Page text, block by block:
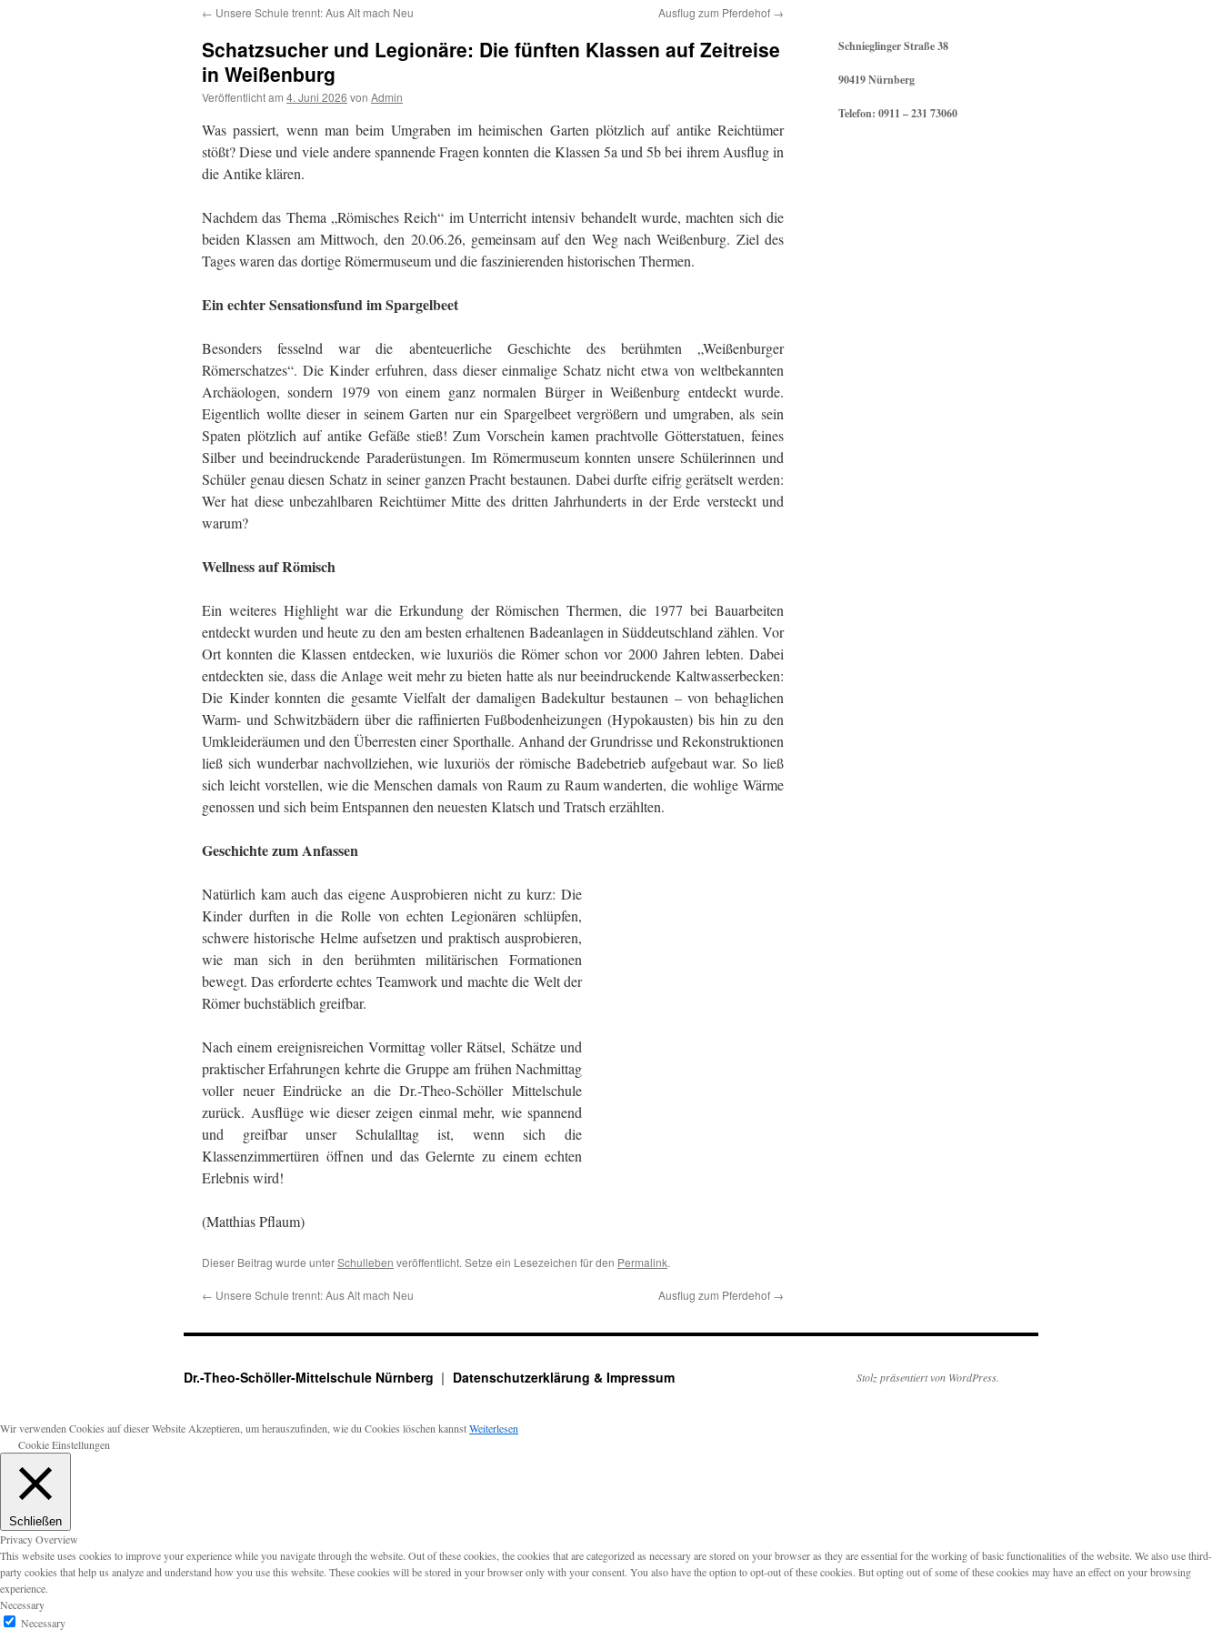
← Unsere Schule trennt: Aus Alt mach Neu Ausflug zum Pferdehof →
Schatzsucher und Legionäre: Die fünften Klassen auf Zeitreise
in Weißenburg
Veröffentlicht am 4. Juni 2026 von Admin
Was passiert, wenn man beim Umgraben im heimischen Garten plötzlich auf antike Reichtümer
stößt? Diese und viele andere spannende Fragen konnten die Klassen 5a und 5b bei ihrem Ausflug in
die Antike klären.
Nachdem das Thema „Römisches Reich“ im Unterricht intensiv behandelt wurde, machten sich die
beiden Klassen am Mittwoch, den 20.06.26, gemeinsam auf den Weg nach Weißenburg. Ziel des
Tages waren das dortige Römermuseum und die faszinierenden historischen Thermen.
Ein echter Sensationsfund im Spargelbeet
Besonders fesselnd war die abenteuerliche Geschichte des berühmten „Weißenburger
Römerschatzes“. Die Kinder erfuhren, dass dieser einmalige Schatz nicht etwa von weltbekannten
Archäologen, sondern 1979 von einem ganz normalen Bürger in Weißenburg entdeckt wurde.
Eigentlich wollte dieser in seinem Garten nur ein Spargelbeet vergrößern und umgraben, als sein
Spaten plötzlich auf antike Gefäße stieß! Zum Vorschein kamen prachtvolle Götterstatuen, feines
Silber und beeindruckende Paraderüstungen. Im Römermuseum konnten unsere Schülerinnen und
Schüler genau diesen Schatz in seiner ganzen Pracht bestaunen. Dabei durfte eifrig gerätselt werden:
Wer hat diese unbezahlbaren Reichtümer Mitte des dritten Jahrhunderts in der Erde versteckt und
warum?
Wellness auf Römisch
Ein weiteres Highlight war die Erkundung der Römischen Thermen, die 1977 bei Bauarbeiten
entdeckt wurden und heute zu den am besten erhaltenen Badeanlagen in Süddeutschland zählen. Vor
Ort konnten die Klassen entdecken, wie luxuriös die Römer schon vor 2000 Jahren lebten. Dabei
entdeckten sie, dass die Anlage weit mehr zu bieten hatte als nur beeindruckende Kaltwasserbecken:
Die Kinder konnten die gesamte Vielfalt der damaligen Badekultur bestaunen – von behaglichen
Warm- und Schwitzbädern über die raffinierten Fußbodenheizungen (Hypokausten) bis hin zu den
Umkleideräumen und den Überresten einer Sporthalle. Anhand der Grundrisse und Rekonstruktionen
ließ sich wunderbar nachvollziehen, wie luxuriös der römische Badebetrieb aufgebaut war. So ließ
sich leicht vorstellen, wie die Menschen damals von Raum zu Raum wanderten, die wohlige Wärme
genossen und sich beim Entspannen den neuesten Klatsch und Tratsch erzählten.
Geschichte zum Anfassen
Natürlich kam auch das eigene Ausprobieren nicht zu kurz: Die
Kinder durften in die Rolle von echten Legionären schlüpfen,
schwere historische Helme aufsetzen und praktisch ausprobieren,
wie man sich in den berühmten militärischen Formationen
bewegt. Das erforderte echtes Teamwork und machte die Welt der
Römer buchstäblich greifbar.
Nach einem ereignisreichen Vormittag voller Rätsel, Schätze und
praktischer Erfahrungen kehrte die Gruppe am frühen Nachmittag
voller neuer Eindrücke an die Dr.-Theo-Schöller Mittelschule
zurück. Ausflüge wie dieser zeigen einmal mehr, wie spannend
und greifbar unser Schulalltag ist, wenn sich die
Klassenzimmertüren öffnen und das Gelernte zu einem echten
Erlebnis wird!
(Matthias Pflaum)
Dieser Beitrag wurde unterSchulleben veröffentlicht. Setze ein Lesezeichen für den Permalink.
← Unsere Schule trennt: Aus Alt mach Neu Ausflug zum Pferdehof →
Schnieglinger Straße 38
90419 Nürnberg
Telefon: 0911 – 231 73060
Dr.-Theo-Schöller-Mittelschule Nürnberg Datenschutzerklärung & Impressum Stolz präsentiert von WordPress.
Wir verwenden Cookies auf dieser Website Akzeptieren , um herauszufinden, wie du Cookies löschen kannstWeiterlesen
Cookie Einstellungen
Schließen
Privacy Overview
This website uses cookies to improve your experience while you navigate through the website. Out of these cookies, the cookies that are categorized as necessary are stored on your browser as they are essential for the working of basic functionalities of the website. We also use third-
party cookies that help us analyze and understand how you use this website. These cookies will be stored in your browser only with your consent. You also have the option to opt-out of these cookies. But opting out of some of these cookies may have an effect on your browsing
experience.
Necessary
Necessary